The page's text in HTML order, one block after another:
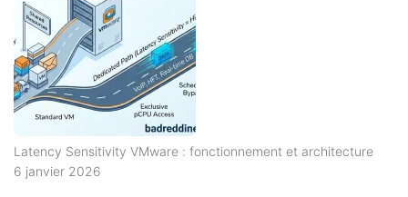
Latency Sensitivity VMware : fonctionnement et architecture
6 janvier 2026